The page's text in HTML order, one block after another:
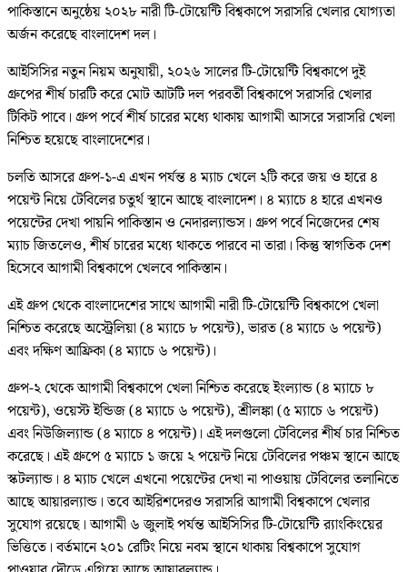
পাকিস্তানে অনুষ্ঠেয় ২০২৮ নারী টি-টোয়েন্টি বিশ্বকাপে সরাসরি খেলার যোগ্যতা
অর্জন করেছে বাংলাদেশ দল।
আইসিসির নতুন নিয়ম অনুযায়ী, ২০২৬ সালের টি-টোয়েন্টি বিশ্বকাপে দুই
গ্রুপের শীর্ষ চারটি করে মোট আটটি দল পরবর্তী বিশ্বকাপে সরাসরি খেলার
টিকিট পাবে। গ্রুপ পর্বে শীর্ষ চারের মধ্যে থাকায় আগামী আসরে সরাসরি খেলা
নিশ্চিত হয়েছে বাংলাদেশের।
চলতি আসরে গ্রুপ-১-এ এখন পর্যন্ত ৪ ম্যাচ খেলে ২টি করে জয় ও হারে ৪
পয়েন্ট নিয়ে টেবিলের চতুর্থ স্থানে আছে বাংলাদেশ। ৪ ম্যাচে ৪ হারে এখনও
পয়েন্টের দেখা পায়নি পাকিস্তান ও নেদারল্যান্ডস। গ্রুপ পর্বে নিজেদের শেষ
ম্যাচ জিতলেও, শীর্ষ চারের মধ্যে থাকতে পারবে না তারা। কিন্তু স্বাগতিক দেশ
হিসেবে আগামী বিশ্বকাপে খেলবে পাকিস্তান।
এই গ্রুপ থেকে বাংলাদেশের সাথে আগামী নারী টি-টোয়েন্টি বিশ্বকাপে খেলা
নিশ্চিত করেছে অস্ট্রেলিয়া (৪ ম্যাচে ৮ পয়েন্ট), ভারত (৪ ম্যাচে ৬ পয়েন্ট)
এবং দক্ষিণ আফ্রিকা (৪ ম্যাচে ৬ পয়েন্ট)।
গ্রুপ-২ থেকে আগামী বিশ্বকাপে খেলা নিশ্চিত করেছে ইংল্যান্ড (৪ ম্যাচে ৮
পয়েন্ট), ওয়েস্ট ইন্ডিজ (৪ ম্যাচে ৬ পয়েন্ট), শ্রীলঙ্কা (৫ ম্যাচে ৬ পয়েন্ট)
এবং নিউজিল্যান্ড (৪ ম্যাচে ৪ পয়েন্ট)। এই দলগুলো টেবিলের শীর্ষ চার নিশ্চিত
করেছে। এই গ্রুপে ৫ ম্যাচে ১ জয়ে ২ পয়েন্ট নিয়ে টেবিলের পঞ্চম স্থানে আছে
স্কটল্যান্ড। ৪ ম্যাচ খেলে এখনো পয়েন্টের দেখা না পাওয়ায় টেবিলের তলানিতে
আছে আয়ারল্যান্ড। তবে আইরিশদেরও সরাসরি আগামী বিশ্বকাপে খেলার
সুযোগ রয়েছে। আগামী ৬ জুলাই পর্যন্ত আইসিসির টি-টোয়েন্টি র‌্যাংকিংয়ের
ভিত্তিতে। বর্তমানে ২০১ রেটিং নিয়ে নবম স্থানে থাকায় বিশ্বকাপে সুযোগ